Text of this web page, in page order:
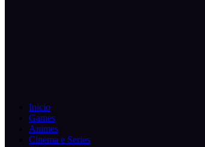
Inicio
Games
Animes
Cinema e Series